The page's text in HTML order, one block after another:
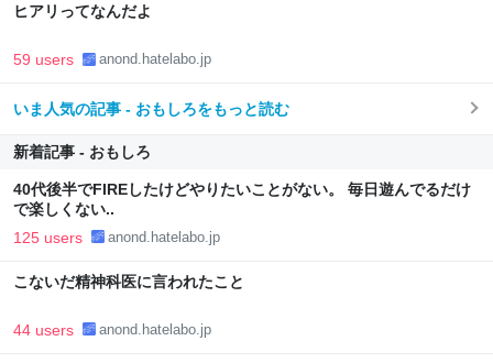
ヒアリってなんだよ
59 users anond.hatelabo.jp
いま人気の記事 - おもしろをもっと読む
新着記事 - おもしろ
40代後半でFIREしたけどやりたいことがない。 毎日遊んでるだけ
で楽しくない..
125 users anond.hatelabo.jp
こないだ精神科医に言われたこと
44 users anond.hatelabo.jp